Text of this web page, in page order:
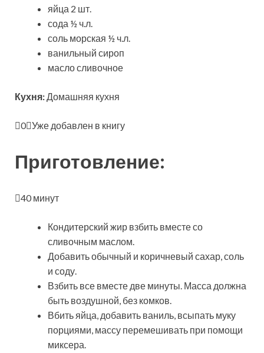
яйца 2 шт.
сода ½ ч.л.
соль морская ½ ч.л.
ванильный сироп
масло сливочное
Кухня: Домашняя кухня
0 Уже добавлен в книгу
Приготовление:
40 минут
Кондитерский жир взбить вместе со
сливочным маслом.
Добавить обычный и коричневый сахар, соль
и соду.
Взбить все вместе две минуты. Масса должна
быть воздушной, без комков.
Вбить яйца, добавить ваниль, всыпать муку
порциями, массу перемешивать при помощи
миксера.